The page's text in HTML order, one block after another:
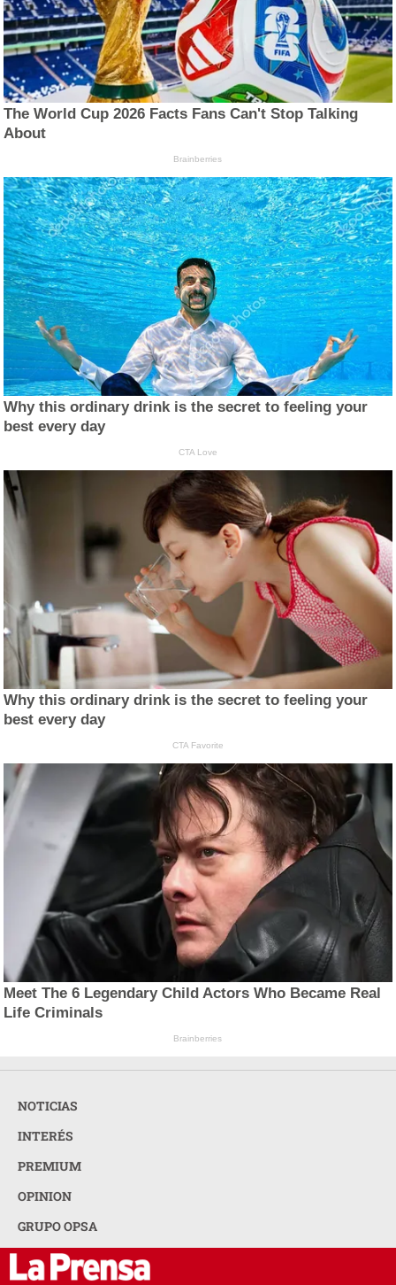
The World Cup 2026 Facts Fans Can't Stop Talking
About
Brainberries
Why this ordinary drink is the secret to feeling your
best every day
CTA Love
Why this ordinary drink is the secret to feeling your
best every day
CTA Favorite
Meet The 6 Legendary Child Actors Who Became Real
Life Criminals
Brainberries
NOTICIAS
INTERÉS
PREMIUM
OPINION
GRUPO OPSA